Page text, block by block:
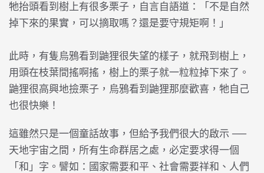
牠抬頭看到樹上有很多栗子，自言自語道：「不是自然
掉下來的果實，可以摘取嗎？還是要守規矩啊！」
此時，有隻烏鴉看到鼬狸很失望的樣子，就飛到樹上，
用頭在枝葉間搖啊搖，樹上的栗子就一粒粒掉下來了。
鼬狸很高興地撿栗子，烏鴉看到鼬狸那麼歡喜，牠自己
也很快樂！
這雖然只是一個童話故事，但給予我們很大的啟示 ──
天地宇宙之間，所有生命群居之處，必定要求得一個
「和」字。譬如：國家需要和平、社會需要祥和、人們